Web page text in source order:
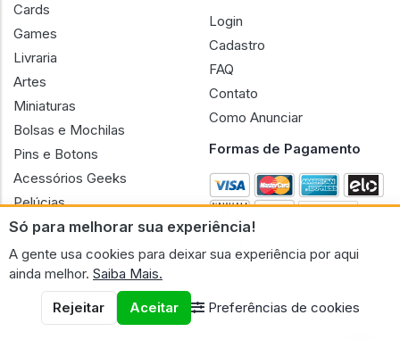
Só para melhorar sua experiência!
A gente usa cookies para deixar sua experiência por aqui
ainda melhor. Saiba Mais.
Rejeitar
Aceitar Preferências de cookies
Cards
Games
Livraria
Artes
Miniaturas
Bolsas e Mochilas
Pins e Botons
Acessórios Geeks
Pelúcias
Bonecas
Login
Cadastro
FAQ
Contato
Como Anunciar
Formas de Pagamento
CNPJ n.º 30.220.458/0001-17 - GERAL GEEK PORTAL ELETRONICO